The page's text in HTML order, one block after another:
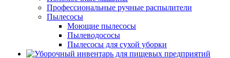
Профессиональные ручные распылители
Пылесосы
Моющие пылесосы
Пылеводососы
Пылесосы для сухой уборки